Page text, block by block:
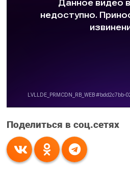
Поделиться в соц.сетях